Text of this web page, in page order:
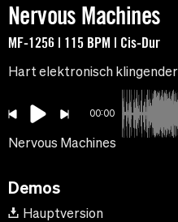
Nervous Machines
MF-1256 | 115 BPM | Cis-Dur
Hart elektronisch
00:00
Nervous Machines
Demos
Hauptversion